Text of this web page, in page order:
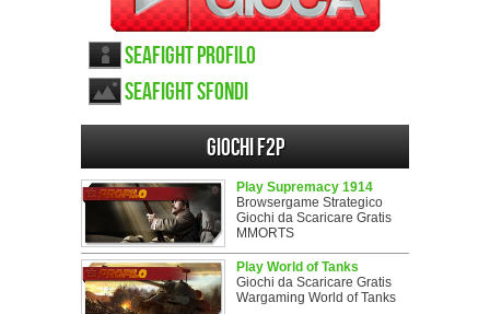
Seafight Profilo
Seafight sfondi
Giochi F2P
Play Supremacy 1914
Browsergame Strategico
Giochi da Scaricare Gratis
MMORTS
Play World of Tanks
Giochi da Scaricare Gratis
Wargaming World of Tanks